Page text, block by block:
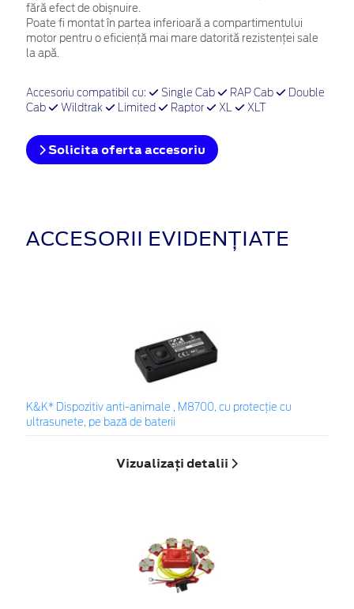
fără efect de obișnuire.
Poate fi montat în partea inferioară a compartimentului
motor pentru o eficiență mai mare datorită rezistenței sale
la apă.
Accesoriu compatibil cu: Single Cab RAP Cab
Double
Cab
Wildtrak Limited Raptor XL XLT
Solicita oferta accesoriu
ACCESORII EVIDENȚIATE
K&K* Dispozitiv anti-animale , M8700, cu protecție cu
ultrasunete, pe bază de baterii
Vizualizați detalii